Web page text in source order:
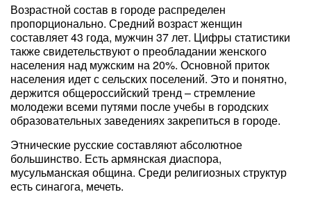
Возрастной состав в городе распределен
пропорционально. Средний возраст женщин
составляет 43 года, мужчин 37 лет. Цифры статистики
также свидетельствуют о преобладании женского
населения над мужским на 20%. Основной приток
населения идет с сельских поселений. Это и понятно,
держится общероссийский тренд – стремление
молодежи всеми путями после учебы в городских
образовательных заведениях закрепиться в городе.
Этнические русские составляют абсолютное
большинство. Есть армянская диаспора,
мусульманская община. Среди религиозных структур
есть синагога, мечеть.